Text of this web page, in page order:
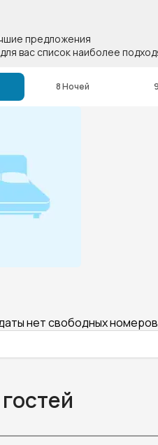
предложения
вас список наиболее
8 Ночей
нет свободных номеров